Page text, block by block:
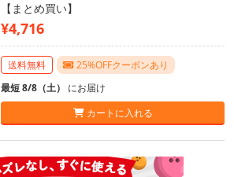
【まとめ買い】
¥4,716
送料無料
25%OFFクーポンあり
最短 8/8（土） にお届け
カートに入れる